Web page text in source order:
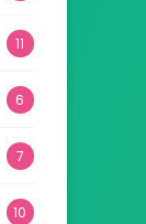
11
6
7
10